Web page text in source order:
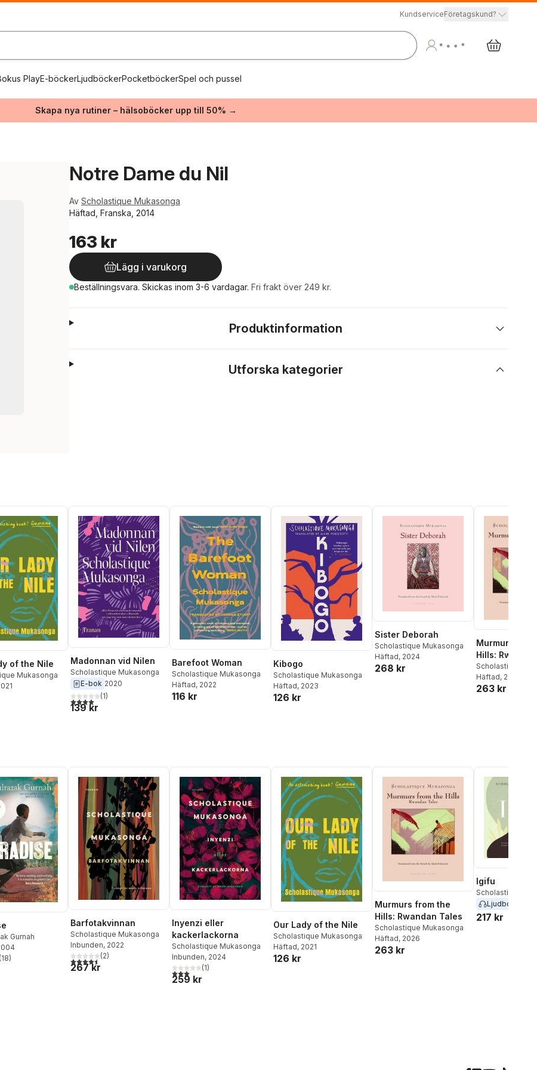
KundserviceFöretagskund?
PlayE-böckerLjudböckerPocketböckerSpel och pussel
Skapa nya rutiner – hälsoböcker upp till 50% →
Notre Dame du Nil
Av Scholastique Mukasonga
Häftad, Franska, 2014
163 kr
Lägg i varukorg
Beställningsvara. Skickas inom 3-6 vardagar. Fri frakt över 249 kr.
Produktinformation
Utforska kategorier
of the Nile
Mukasonga
Madonnan vid Nilen
Scholastique Mukasonga
E-bok 2020
4,0utav 5 stjärnor. Totalt antal röster:
(1)
139 kr
Barefoot Woman
Scholastique Mukasonga
Häftad, 2022
116 kr
Kibogo
Scholastique Mukasonga
Häftad, 2023
126 kr
Sister Deborah
Scholastique Mukasonga
Häftad, 2024
268 kr
Murmurs
Hills:
Scholastique
Häftad, 2026
263 kr
Gurnah
stjärnor. Totalt antal röster:
(18)
Barfotakvinnan
Scholastique Mukasonga
Inbunden, 2022
4,5utav 5 stjärnor. Totalt antal röster:
(2)
267 kr
Inyenzi eller
kackerlackorna
Scholastique Mukasonga
Inbunden, 2024
3,0utav 5 stjärnor. Totalt antal röster:
(1)
259 kr
Our Lady of the Nile
Scholastique Mukasonga
Häftad, 2021
126 kr
Murmurs from the
Hills: Rwandan Tales
Scholastique Mukasonga
Häftad, 2026
263 kr
Igifu
Scholastique
Ljudbok
217 kr